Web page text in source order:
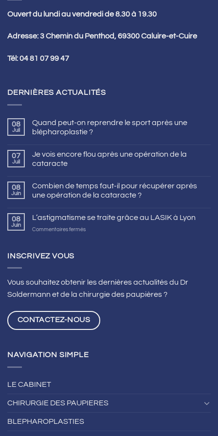
Ouvert du lundi au vendredi de 8.30 à 19.30
Adresse: 3 Chemin du Penthod, 69300 Caluire-et-Cuire
Tél:04 81 07 99 47
DERNIÈRES ACTUALITÉS
08
Juil
Quand peut-on reprendre le sport après une
blépharoplastie ?
07
Juil
Je vois encore flou après une opération de la
cataracte
08
Juin
Combien de temps faut-il pour récupérer après
une opération de la cataracte ?
08
Juin
L’astigmatisme se traite grâce au LASIK à Lyon
Commentaires ferméssur
LASIK
Lyon
INSCRIVEZ VOUS
Vous souhaitez obtenir les dernières actualités du Dr
Soldermann et de la chirurgie des paupières ?
CONTACTEZ-NOUS
NAVIGATION SIMPLE
LE CABINET
CHIRURGIE DES PAUPIERES
BLEPHAROPLASTIES